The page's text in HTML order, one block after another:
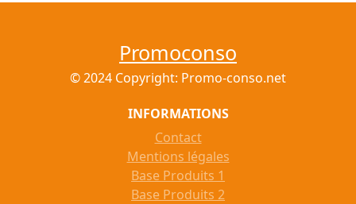
Promoconso
© 2024 Copyright: Promo-conso.net
INFORMATIONS
Contact
Mentions légales
Base Produits 1
Base Produits 2